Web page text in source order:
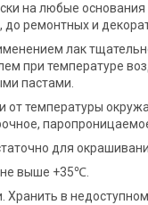
на любые
ремонтных и
лак
при температуре
пастами.
температуры
для
не выше +35℃.
в